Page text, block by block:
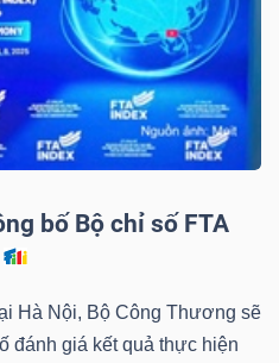
bố Bộ chỉ số FTA
Hà Nội, Bộ Công Thương sẽ
đánh giá kết quả thực hiện